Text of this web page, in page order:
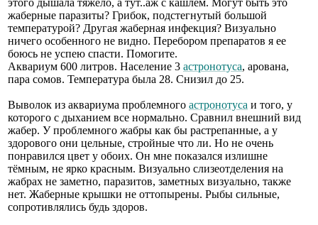
жаберные паразиты? Грибок, подстегнутый большой
температурой? Другая жаберная инфекция? Визуально
ничего особенного не видно. Перебором препаратов я ее
боюсь не успею спасти. Помогите.
Аквариум 600 литров. Население 3 астронотуса, арована,
пара сомов. Температура была 28. Снизил до 25.
Выволок из аквариума проблемного астронотуса и того, у
которого с дыханием все нормально. Сравнил внешний вид
жабер. У проблемного жабры как бы растрепанные, а у
здорового они цельные, стройные что ли. Но не очень
понравился цвет у обоих. Он мне показался излишне
тёмным, не ярко красным. Визуально слизеотделения на
жабрах не заметно, паразитов, заметных визуально, также
нет. Жаберные крышки не оттопырены. Рыбы сильные,
сопротивлялись будь здоров.